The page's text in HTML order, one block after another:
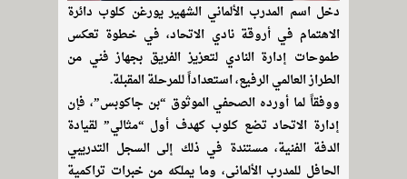
دخل اسم المدرب الألماني الشهير يورغن كلوب دائرة
الاهتمام في أروقة نادي الاتحاد، في خطوة تعكس
طموحات إدارة النادي لتعزيز الفريق بجهاز فني من
الطراز العالمي الرفيع، استعداداً للمرحلة المقبلة.​
ووفقاً لما أورده الصحفي الموثوق “بن جاكوبس”، فإن
إدارة الاتحاد تضع كلوب كهدف أول “مثالي” لقيادة
الدفة الفنية، مستندة في ذلك إلى السجل التدريبي
الحافل للمدرب الألماني، وما يملكه من خبرات تراكمية